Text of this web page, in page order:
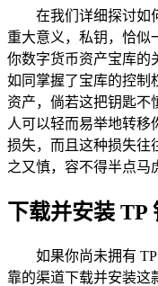
在我们详细探讨如
重大意义，私钥，恰似
你数字货币资产宝库的
如同掌握了宝库的控制
资产，倘若这把钥匙不
人可以轻而易举地转移
损失，而且这种损失往
之又慎，容不得半点马
下载并安装 TP
如果你尚未拥有
靠的渠道下载并安装这